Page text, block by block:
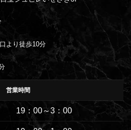
より徒歩10分
営業時間
19：00～3：00